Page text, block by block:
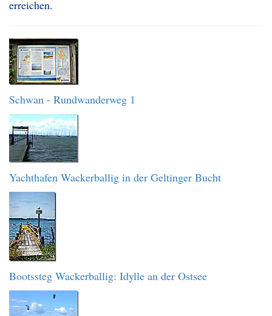
erreichen.
Schwan - Rundwanderweg 1
Yachthafen Wackerballig in der Geltinger Bucht
Bootssteg Wackerballig: Idylle an der Ostsee